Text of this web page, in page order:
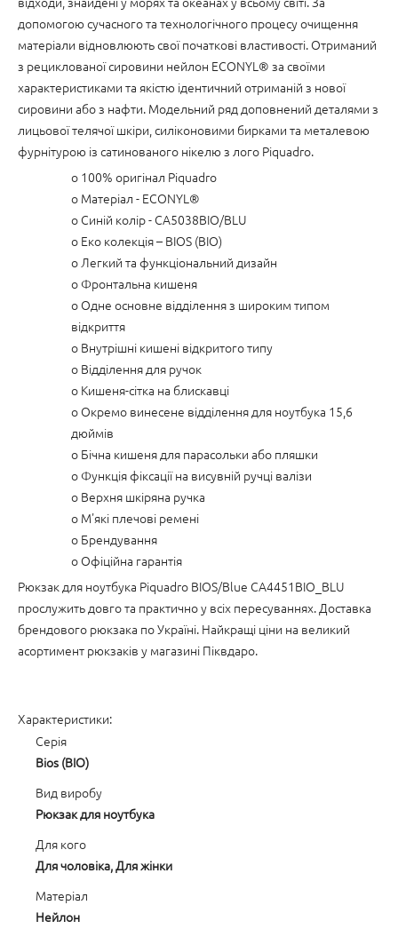
допомогою сучасного та технологічного процесу очищення
матеріали відновлюють свої початкові властивості. Отриманий
з рециклованої сировини нейлон ECONYL® за своїми
характеристиками та якістю ідентичний отриманій з нової
сировини або з нафти. Модельний ряд доповнений деталями з
лицьової телячої шкіри, силіконовими бирками та металевою
фурнітурою із сатинованого нікелю з лого Piquadro.
o 100% оригінал Piquadro
o Матеріал - ECONYL®
o Синій колір - CA5038BIO/BLU
o Еко колекція – BIOS (BIO)
o Легкий та функціональний дизайн
o Фронтальна кишеня
o Одне основне відділення з широким типом
відкриття
o Внутрішні кишені відкритого типу
o Відділення для ручок
o Кишеня-сітка на блискавці
o Окремо винесене відділення для ноутбука 15,6
дюймів
o Бічна кишеня для парасольки або пляшки
o Функція фіксації на висувній ручці валізи
o Верхня шкіряна ручка
o М'які плечові ремені
o Брендування
o Офіційна гарантія
Рюкзак для ноутбука Piquadro BIOS/Blue CA4451BIO_BLU
прослужить довго та практично у всіх пересуваннях. Доставка
брендового рюкзака по Україні. Найкращі ціни на великий
асортимент рюкзаків у магазині Піквдаро.
Характеристики:
Серія
Bios (BIO)
Вид виробу
Рюкзак для ноутбука
Для кого
Для чоловіка, Для жінки
Матеріал
Нейлон